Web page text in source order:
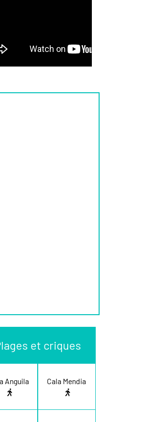
et criques
Anguila Cala Mendia